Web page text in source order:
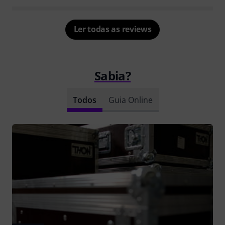
Ler todas as reviews
Sabia?
Todos Guia Online